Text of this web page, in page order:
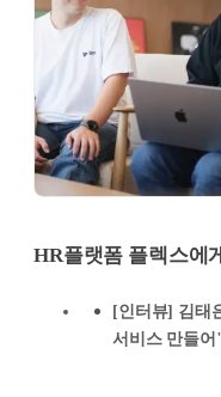
HR플랫폼 플렉스에
[인터뷰] 김태
서비스 만들어